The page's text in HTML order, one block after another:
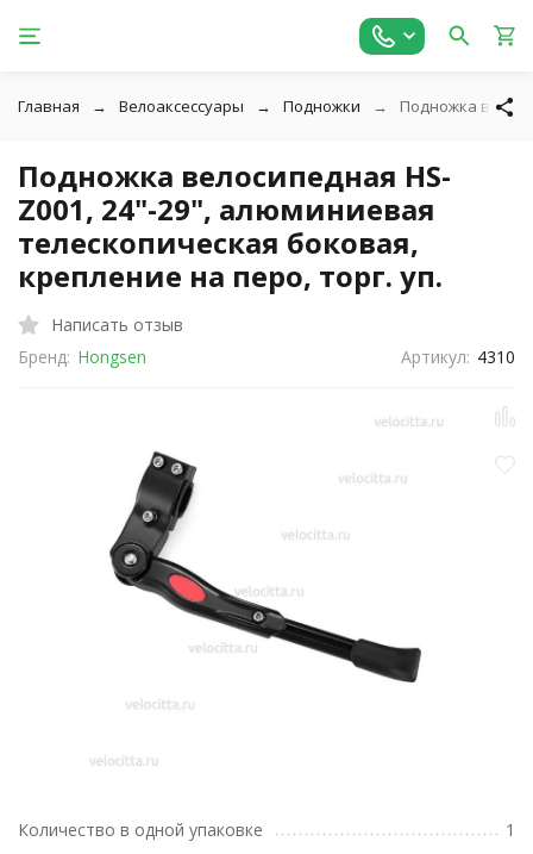
Главная Велоаксессуары Подножки Подножка
Подножка велосипедная HS-
Z001, 24"-29", алюминиевая
телескопическая боковая,
крепление на перо, торг. уп.
Написать отзыв
Бренд: Hongsen Артикул: 4310
Количество в одной упаковке
1